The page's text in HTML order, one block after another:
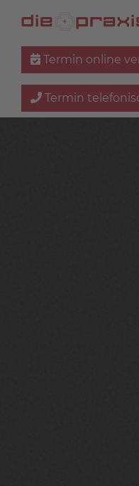
Termin online
Termin